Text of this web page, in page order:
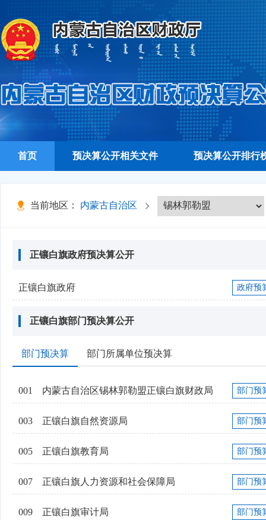
首页 预决算公开相关文件 预决算公开排行
当前地区： 内蒙古自治区
正镶白旗政府预决算公开
正镶白旗政府 政府预
正镶白旗部门预决算公开
部门预决算 部门所属单位预决算
001 内蒙古自治区锡林郭勒盟正镶白旗财政局 部门预
003 正镶白旗自然资源局 部门预
005 正镶白旗教育局 部门预
007 正镶白旗人力资源和社会保障局 部门预
009 正镶白旗审计局 部门预